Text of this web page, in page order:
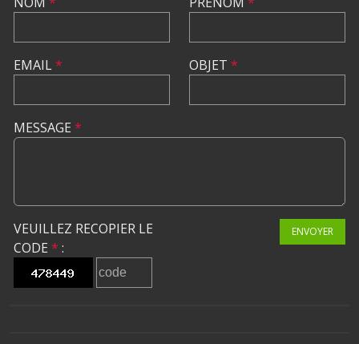
EMAIL* OBJET *
MESSAGE *
VEUILLEZ RECOPIER LE
CODE * :
ENVOYER